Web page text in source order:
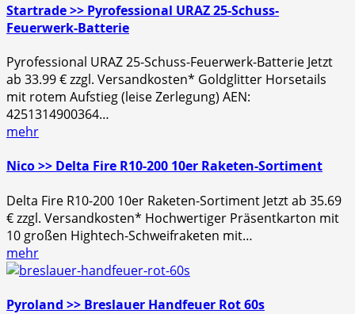
Startrade >> Pyrofessional URAZ 25-Schuss-
Feuerwerk-Batterie
Pyrofessional URAZ 25-Schuss-Feuerwerk-Batterie Jetzt
ab 33.99 € zzgl. Versandkosten* Goldglitter Horsetails
mit rotem Aufstieg (leise Zerlegung) AEN:
4251314900364…
mehr
Nico >> Delta Fire R10-200 10er Raketen-Sortiment
Delta Fire R10-200 10er Raketen-Sortiment Jetzt ab 35.69
€ zzgl. Versandkosten* Hochwertiger Präsentkarton mit
10 großen Hightech-Schweifraketen mit…
mehr
Pyroland >> Breslauer Handfeuer Rot 60s